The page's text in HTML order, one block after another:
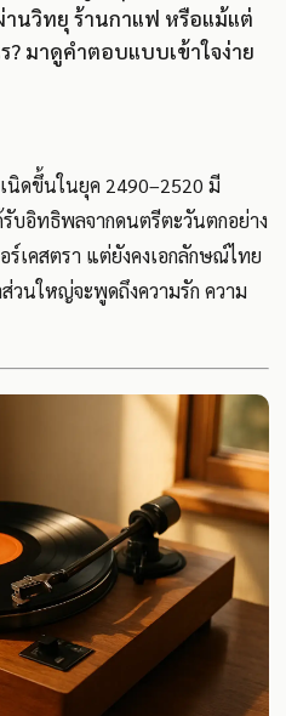
านวิทยุ ร้านกาแฟ หรือแม้แต่
? มาดูคำตอบแบบเข้าใจง่าย
นิดขึ้นในยุค 2490–2520 มี
บอิทธิพลจากดนตรีตะวันตกอย่าง
เคสตรา แต่ยังคงเอกลักษณ์ไทย
วนใหญ่จะพูดถึงความรัก ความ